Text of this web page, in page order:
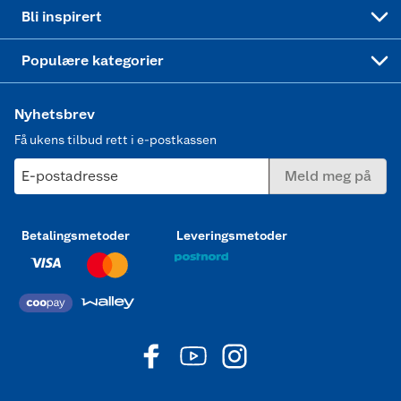
Bli inspirert
Populære kategorier
Nyhetsbrev
Få ukens tilbud rett i e-postkassen
E-postadresse Meld meg på
Betalingsmetoder Leveringsmetoder